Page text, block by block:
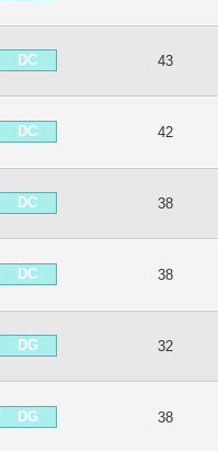
DC 43
DC 42
DC 38
DC 38
DG 32
DG 38